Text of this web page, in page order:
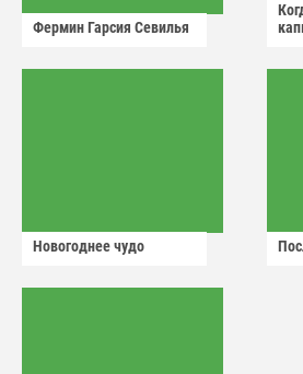
Фермин Гарсия Севилья
Новогоднее чудо